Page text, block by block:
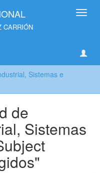
CARRIÓN
Sistemas e
de
Sistemas